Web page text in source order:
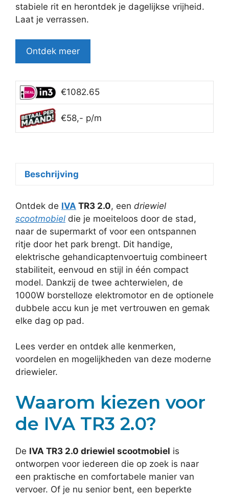
stabiele rit en herontdek je dagelijkse vrijheid.
Laat je verrassen.
Ontdek meer
€1082.65
€58,- p/m
Beschrijving
Ontdek de IVA TR3 2.0, een driewiel
scootmobiel die je moeiteloos door de stad,
naar de supermarkt of voor een ontspannen
ritje door het park brengt. Dit handige,
elektrische gehandicaptenvoertuig combineert
stabiliteit, eenvoud en stijl in één compact
model. Dankzij de twee achterwielen, de
1000W borstelloze elektromotor en de optionele
dubbele accu kun je met vertrouwen en gemak
elke dag op pad.
Lees verder en ontdek alle kenmerken,
voordelen en mogelijkheden van deze moderne
driewieler.
Waarom kiezen voor
de IVA TR3 2.0?
De IVA TR3 2.0 driewiel scootmobiel is
ontworpen voor iedereen die op zoek is naar
een praktische en comfortabele manier van
vervoer. Of je nu senior bent, een beperkte